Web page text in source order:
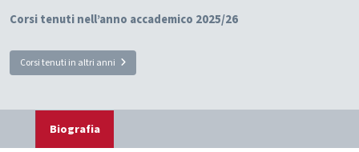
Corsi tenuti nell’anno accademico 2025/26
Corsi tenuti in altri anni
Biografia